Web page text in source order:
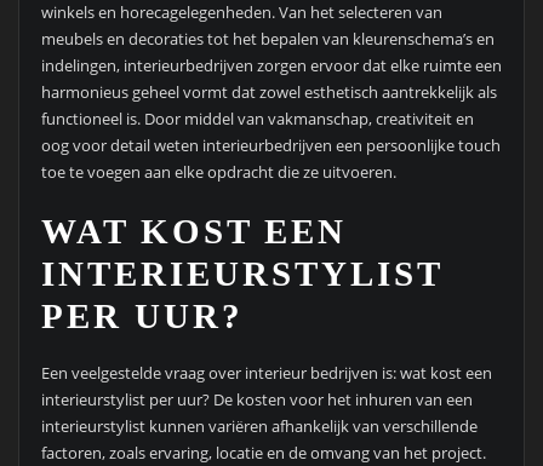
winkels en horecagelegenheden. Van het selecteren van
meubels en decoraties tot het bepalen van kleurenschema’s en
indelingen, interieurbedrijven zorgen ervoor dat elke ruimte een
harmonieus geheel vormt dat zowel esthetisch aantrekkelijk als
functioneel is. Door middel van vakmanschap, creativiteit en
oog voor detail weten interieurbedrijven een persoonlijke touch
toe te voegen aan elke opdracht die ze uitvoeren.
WAT KOST EEN
INTERIEURSTYLIST
PER UUR?
Een veelgestelde vraag over interieur bedrijven is: wat kost een
interieurstylist per uur? De kosten voor het inhuren van een
interieurstylist kunnen variëren afhankelijk van verschillende
factoren, zoals ervaring, locatie en de omvang van het project.